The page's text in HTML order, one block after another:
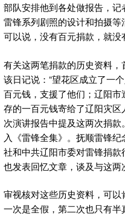
部队安排他到各处做报告，记
雷锋系列剧照的设计和拍摄等
可以说，没有百元捐款，就没
有关这两笔捐款的历史资料，
该日记说：“望花区成立了一
百元钱，支援了他们；辽阳
存的一百元钱寄给了辽阳灾区
次演讲报告中提及这两次捐
入《雷锋全集》。抚顺雷锋
社和中共辽阳市委对雷锋捐
也发表回忆文章，谈及与这两
审视核对这些历史资料，可
一次是全假，第二次也只有